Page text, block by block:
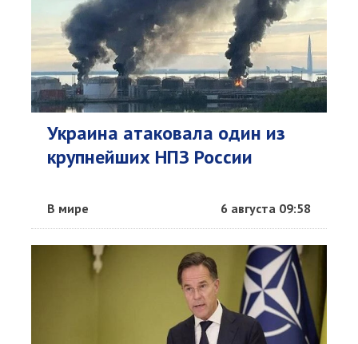
Украина атаковала один из
крупнейших НПЗ России
В мире 6 августа 09:58